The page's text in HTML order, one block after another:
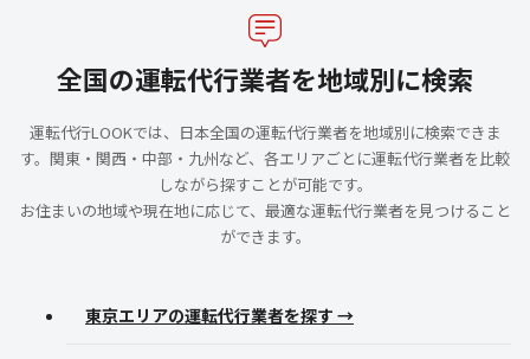
全国の運転代行業者を地域別に検索
運転代行LOOKでは、日本全国の運転代行業者を地域別に検索できま
す。関東・関西・中部・九州など、各エリアごとに運転代行業者を比較
しながら探すことが可能です。
お住まいの地域や現在地に応じて、最適な運転代行業者を見つけること
ができます。
東京エリアの運転代行業者を探す →